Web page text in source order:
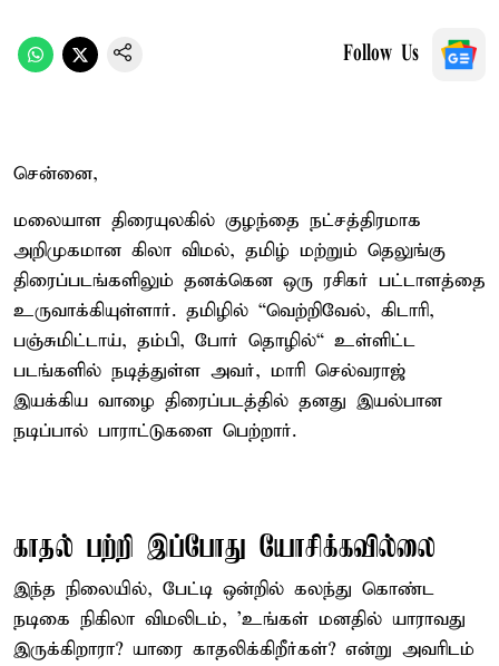
Follow Us
சென்னை,
மலையாள திரையுலகில் குழந்தை நட்சத்திரமாக
அறிமுகமான கிலா விமல், தமிழ் மற்றும் தெலுங்கு
திரைப்படங்களிலும் தனக்கென ஒரு ரசிகர் பட்டாளத்தை
உருவாக்கியுள்ளார். தமிழில் “வெற்றிவேல், கிடாரி,
பஞ்சுமிட்டாய், தம்பி, போர் தொழில்“ உள்ளிட்ட
படங்களில் நடித்துள்ள அவர், மாரி செல்வராஜ்
இயக்கிய வாழை திரைப்படத்தில் தனது இயல்பான
நடிப்பால் பாராட்டுகளை பெற்றார்.
காதல் பற்றி இப்போது யோசிக்கவில்லை
இந்த நிலையில், பேட்டி ஒன்றில் கலந்து கொண்ட
நடிகை நிகிலா விமலிடம், 'உங்கள் மனதில் யாராவது
இருக்கிறாரா? யாரை காதலிக்கிறீர்கள்? என்று அவரிடம்